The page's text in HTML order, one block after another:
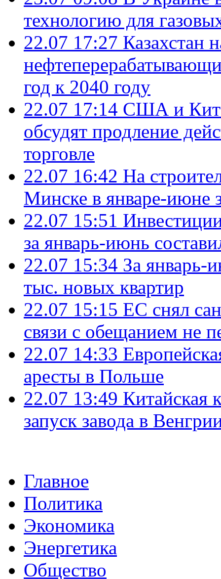
технологию для
22.07 17:27 Казахстан
год к 2040 году
22.07 17:14 США и
обсудят продление
торговле
22.07 16:42 На
Минске в январе-июне
22.07 15:51
за январь-июнь
22.07 15:34 За январь-
тыс. новых квартир
22.07 15:15 ЕС снял
связи с обещанием не
22.07 14:33
аресты в Польше
22.07 13:49 Китайская
запуск завода в
Главное
Политика
Экономика
Энергетика
Общество